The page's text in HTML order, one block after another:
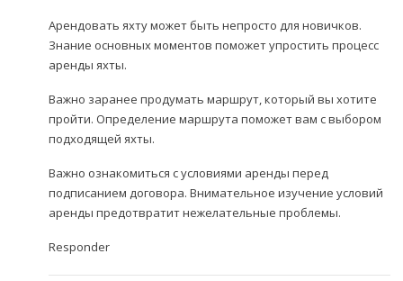
Арендовать яхту может быть непросто для новичков.
Знание основных моментов поможет упростить процесс
аренды яхты.
Важно заранее продумать маршрут, который вы хотите
пройти. Определение маршрута поможет вам с выбором
подходящей яхты.
Важно ознакомиться с условиями аренды перед
подписанием договора. Внимательное изучение условий
аренды предотвратит нежелательные проблемы.
Responder